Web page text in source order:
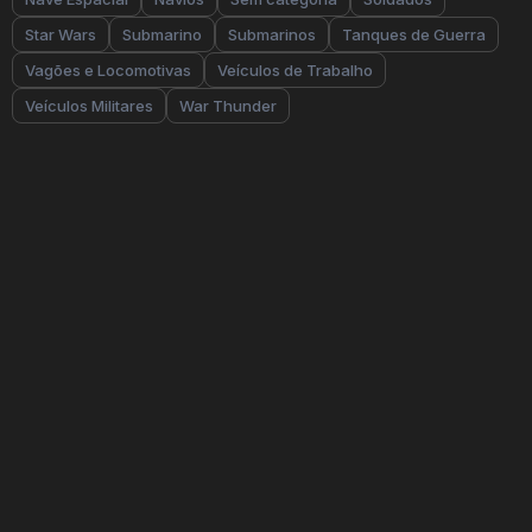
Star Wars
Submarino Submarinos
Tanques de Guerra
Vagões e Locomotivas
Veículos de Trabalho
Veículos Militares
War Thunder